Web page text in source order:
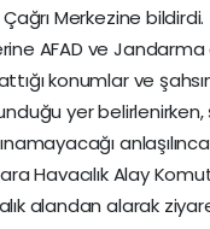
Merkezine bildirdi.
AFAD ve
konumlar ve
yer belirlenirken,
Havacılık Alay
alandan alarak